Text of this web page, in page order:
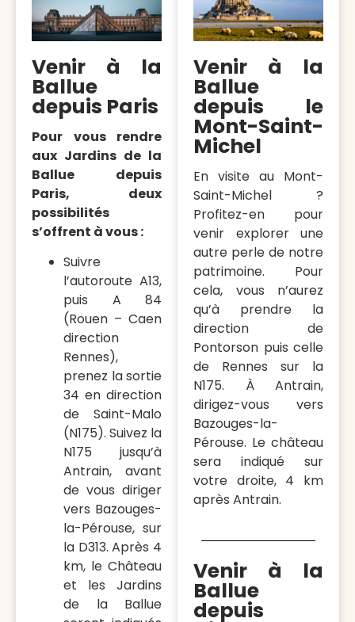
Venir à la
Ballue
depuis Paris
Pour vous rendre
aux Jardins de la
Ballue depuis
Paris, deux
possibilités
s’offrent à vous :
Suivre
l’autoroute A13,
puis A 84
(Rouen – Caen
direction
Rennes),
prenez la sortie
34 en direction
de Saint-Malo
(N175). Suivez la
N175 jusqu’à
Antrain, avant
de vous diriger
vers Bazouges-
la-Pérouse, sur
la D313. Après 4
km, le Château
et les Jardins
de la Ballue
Venir à la
Ballue
depuis le
Mont-Saint-
Michel
En visite au Mont-
Saint-Michel ?
Profitez-en pour
venir explorer une
autre perle de notre
patrimoine. Pour
cela, vous n’aurez
qu’à prendre la
direction de
Pontorson puis celle
de Rennes sur la
N175. À Antrain,
dirigez-vous vers
Bazouges-la-
Pérouse. Le château
sera indiqué sur
votre droite, 4 km
après Antrain.
Venir à la
Ballue
depuis